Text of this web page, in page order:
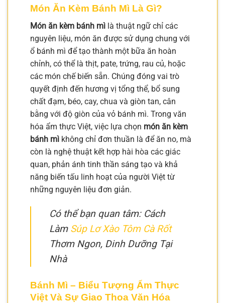
Món Ăn Kèm Bánh Mì Là Gì?
Món ăn kèm bánh mì là thuật ngữ chỉ các
nguyên liệu, món ăn được sử dụng chung với
ổ bánh mì để tạo thành một bữa ăn hoàn
chỉnh, có thể là thịt, pate, trứng, rau củ, hoặc
các món chế biến sẵn. Chúng đóng vai trò
quyết định đến hương vị tổng thể, bổ sung
chất đạm, béo, cay, chua và giòn tan, cân
bằng với độ giòn của vỏ bánh mì. Trong văn
hóa ẩm thực Việt, việc lựa chọn món ăn kèm
bánh mì không chỉ đơn thuần là để ăn no, mà
còn là nghệ thuật kết hợp hài hòa các giác
quan, phản ánh tinh thần sáng tạo và khả
năng biến tấu linh hoạt của người Việt từ
những nguyên liệu đơn giản.
Có thể bạn quan tâm: Cách
Làm Súp Lơ Xào Tôm Cà Rốt
Thơm Ngon, Dinh Dưỡng Tại
Nhà
Bánh Mì – Biểu Tượng Ẩm Thực
Việt Và Sự Giao Thoa Văn Hóa